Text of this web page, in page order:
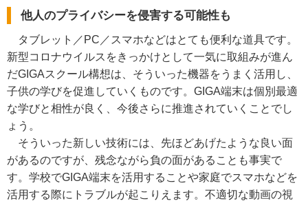
他人のプライバシーを侵害する可能性も
タブレット／PC／スマホなどはとても便利な道具です。
新型コロナウイルスをきっかけとして一気に取組みが進ん
だGIGAスクール構想は、そういった機器をうまく活用し、
子供の学びを促進していくものです。GIGA端末は個別最適
な学びと相性が良く、今後さらに推進されていくことでし
ょう。
そういった新しい技術には、先ほどあげたような良い面
があるのですが、残念ながら負の面があることも事実で
す。学校でGIGA端末を活用することや家庭でスマホなどを
活用する際にトラブルが起こりえます。不適切な動画の視